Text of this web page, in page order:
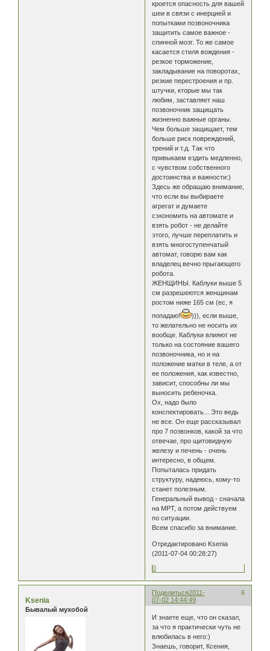
кроется опасность для вашей
шеи в связи с инерцией и
попытками позвоночника
защитить самое важное -
спинной мозг. То же самое
касается стиля вождения -
резкое торможение,
закладывание на поворотах,
резкие перестроения и пр.
штучки, кторые мы так
любим, заставляет наш
позвоночник защищать
жизненно важные органы.
Чем больше защищает, тем
больше риск повреждений,
трений и т.д. Так что
привыкаем ездить медленно,
с чувством собственного
достоинства и важности:)
Здесь же обращаю внимание,
что если вы выбираете
агрегат и думаете
сэкономить на автомате и
взять робот - не делайте
этого, лучше переплатить и
взять многоступенчатый
автомат, говорю вам как
владелец вечно прыгающего
робота.
ЖЕНЩИНЫ. Каблуки выше 5
см разрешеются женщинам
ростом ниже 165 см (ес, я
попадаю!
))), если выше,
то желательно не носить их
вообще. Каблуки влияют не
только на состояние вашего
позвоночника, но и на
положение матки в теле, а от
ее положения, как известно,
зависит, способны ли мы
выносить ребеночка.
Ох, надо было
конспектировать... Это ведь
не все. Он еще рассказывал
про 7 позвонков, какой за что
отвечае, про щитовидную
железу и печень - очень
интересно, в общем.
Попыталась придать
структуру, надеюсь, кому-то
станет полезным.
Генеральный вывод - сначала
на МРТ, а потом действуем
по ситуации.
Всем спасибо за внимание.
Отредактировано Ksenia
(2011-07-04 00:28:27)
0
Поделиться 6
2011-
07-02 14:44:49
Ksenia
Бывалый мухобой
И знаете еще, что он сказал,
за что я практически чуть не
влюбилась в него:)
Знаешь, говорит, Ксения,